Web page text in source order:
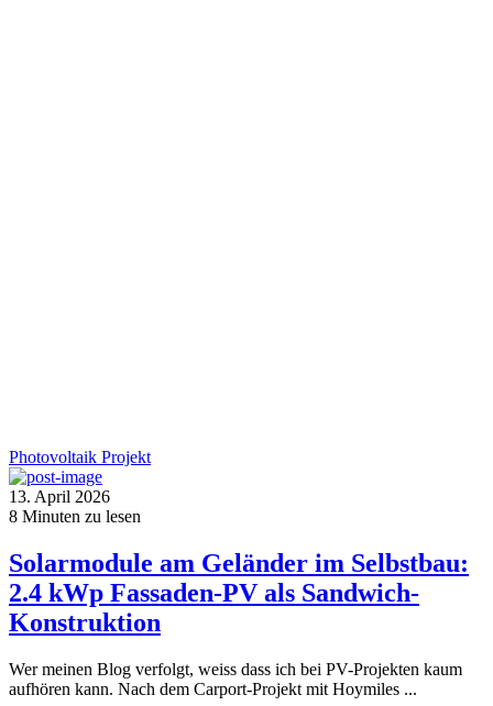
Photovoltaik Projekt
13. April 2026
8 Minuten zu lesen
Solarmodule am Geländer im Selbstbau:
2.4 kWp Fassaden-PV als Sandwich-
Konstruktion
Wer meinen Blog verfolgt, weiss dass ich bei PV-Projekten kaum
aufhören kann. Nach dem Carport-Projekt mit Hoymiles ...